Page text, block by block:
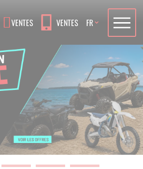
VENTES VENTES Language
FR